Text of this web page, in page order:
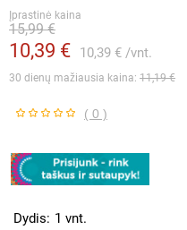
Įprastinė kaina
10,39 € 10,39 € vnt.
15,99 €
30 dienų mažiausia kaina: 11,19 €
( 0 )
Dydis 1 vnt.